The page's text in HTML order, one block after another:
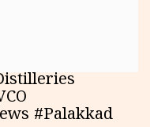
#Palakkad